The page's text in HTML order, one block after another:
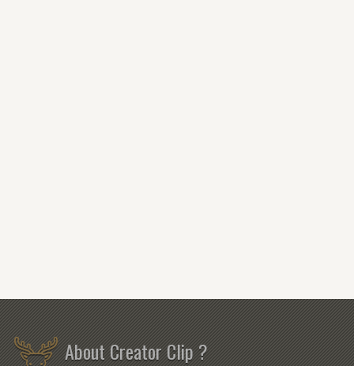
About Creator Clip ?